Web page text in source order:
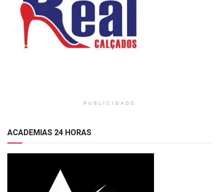
PUBLICIDADE
ACADEMIAS 24 HORAS